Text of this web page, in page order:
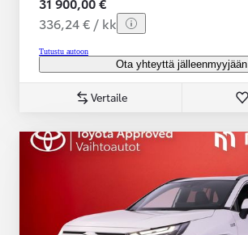
336,24 € / kk
Tutustu autoon
Ota yhteyttä jälleenmyyjään
Vertaile